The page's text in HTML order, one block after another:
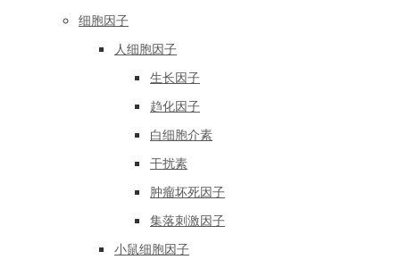
细胞因子
人细胞因子
生长因子
趋化因子
白细胞介素
干扰素
肿瘤坏死因子
集落刺激因子
小鼠细胞因子